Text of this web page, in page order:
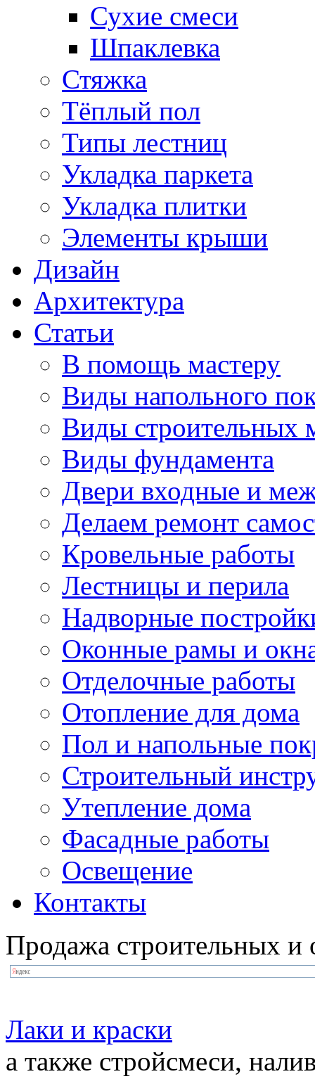
Сухие смеси
Шпаклевка
Стяжка
Тёплый пол
Типы лестниц
Укладка паркета
Укладка плитки
Элементы крыши
Дизайн
Архитектура
Статьи
В помощь мастеру
Виды напольного
Виды строительных
Виды фундамента
Двери входные и
Делаем ремонт
Кровельные работы
Лестницы и перила
Надворные
Оконные рамы и
Отделочные работы
Отопление для дома
Пол и напольные
Строительный
Утепление дома
Фасадные работы
Освещение
Контакты
Продажа строительных и
Лаки и краски
а также стройсмеси,